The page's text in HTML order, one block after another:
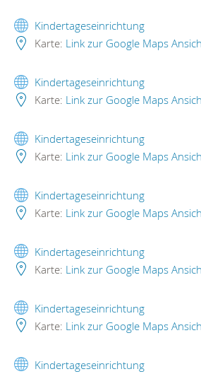
Kindertageseinrichtung
Karte: Link zur Google Maps
Kindertageseinrichtung
Karte: Link zur Google Maps
Kindertageseinrichtung
Karte: Link zur Google Maps
Kindertageseinrichtung
Karte: Link zur Google Maps
Kindertageseinrichtung
Karte: Link zur Google Maps
Kindertageseinrichtung
Karte: Link zur Google Maps
Kindertageseinrichtung